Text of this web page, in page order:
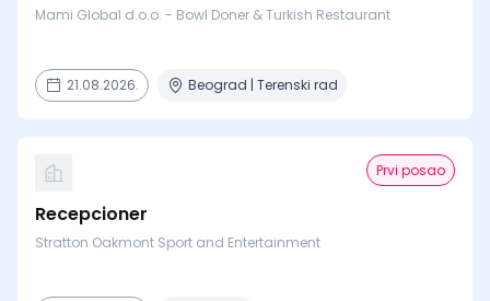
Mami Global d.o.o. - Bowl Doner & Turkish Restaurant
21.08.2026. Beograd | Terenski rad
Prvi posao
Recepcioner
Stratton Oakmont Sport and Entertainment